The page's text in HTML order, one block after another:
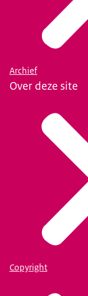
Archief
Over deze site
Copyright